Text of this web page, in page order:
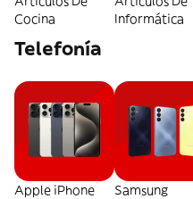
Cocina
Informática
Telefonía
Apple iPhone Samsung